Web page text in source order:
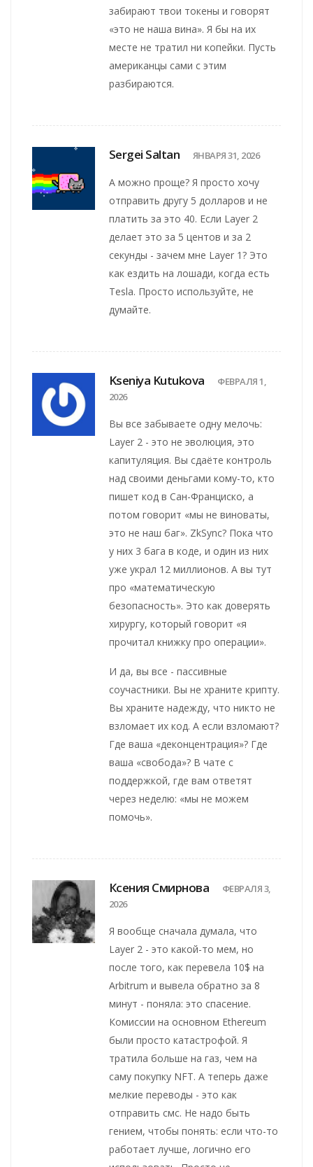
забирают твои токены и говорят
«это не наша вина». Я бы на их
месте не тратил ни копейки. Пусть
американцы сами с этим
разбираются.
Sergei Saltan ЯНВАРЯ 31, 2026
А можно проще? Я просто хочу
отправить другу 5 долларов и не
платить за это 40. Если Layer 2
делает это за 5 центов и за 2
секунды - зачем мне Layer 1? Это
как ездить на лошади, когда есть
Tesla. Просто используйте, не
думайте.
Kseniya Kutukova
ФЕВРАЛЯ 1,
2026
Вы все забываете одну мелочь:
Layer 2 - это не эволюция, это
капитуляция. Вы сдаёте контроль
над своими деньгами кому-то, кто
пишет код в Сан-Франциско, а
потом говорит «мы не виноваты,
это не наш баг». ZkSync? Пока что
у них 3 бага в коде, и один из них
уже украл 12 миллионов. А вы тут
про «математическую
безопасность». Это как доверять
хирургу, который говорит «я
прочитал книжку про операции».
И да, вы все - пассивные
соучастники. Вы не храните крипту.
Вы храните надежду, что никто не
взломает их код. А если взломают?
Где ваша «деконцентрация»? Где
ваша «свобода»? В чате с
поддержкой, где вам ответят
через неделю: «мы не можем
помочь».
Ксения Смирнова
ФЕВРАЛЯ 3,
2026
Я вообще сначала думала, что
Layer 2 - это какой-то мем, но
после того, как перевела 10$ на
Arbitrum и вывела обратно за 8
минут - поняла: это спасение.
Комиссии на основном Ethereum
были просто катастрофой. Я
тратила больше на газ, чем на
саму покупку NFT. А теперь даже
мелкие переводы - это как
отправить смс. Не надо быть
гением, чтобы понять: если что-то
работает лучше, логично его